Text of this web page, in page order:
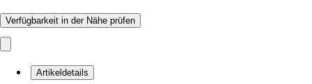
Verfügbarkeit in der Nähe prüfen
Artikeldetails